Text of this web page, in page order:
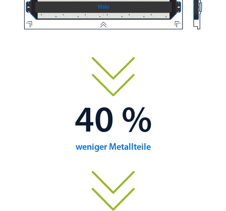
40 %
weniger Metallteile